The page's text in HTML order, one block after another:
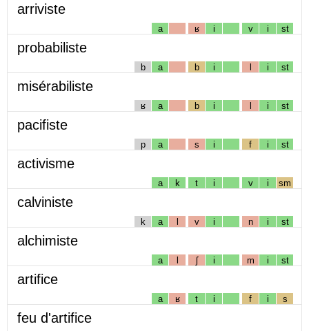
arriviste
a ʁ i v i st
probabiliste
b a b i l i st
misérabiliste
ʁ a b i l i st
pacifiste
p a s i f i st
activisme
a k t i v i sm
calviniste
k a l v i n i st
alchimiste
a l ʃ i m i st
artifice
a ʁ t i f i s
feu d'artifice